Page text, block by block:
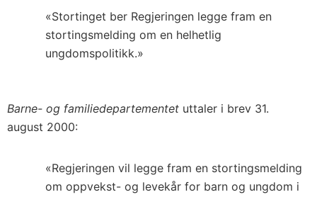
«Stortinget ber Regjeringen legge fram en
stortingsmelding om en helhetlig
ungdomspolitikk.»
Barne- og familiedepartementet uttaler i brev 31.
august 2000:
«Regjeringen vil legge fram en stortingsmelding
om oppvekst- og levekår for barn og ungdom i